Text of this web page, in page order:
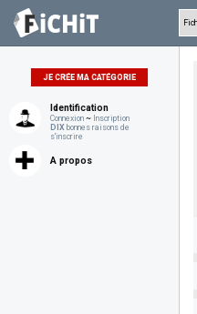
JE CRÉE MA CATÉGORIE
Identification
Connexion ~ Inscription
DIX bonnes raisons de
s'inscrire
A propos